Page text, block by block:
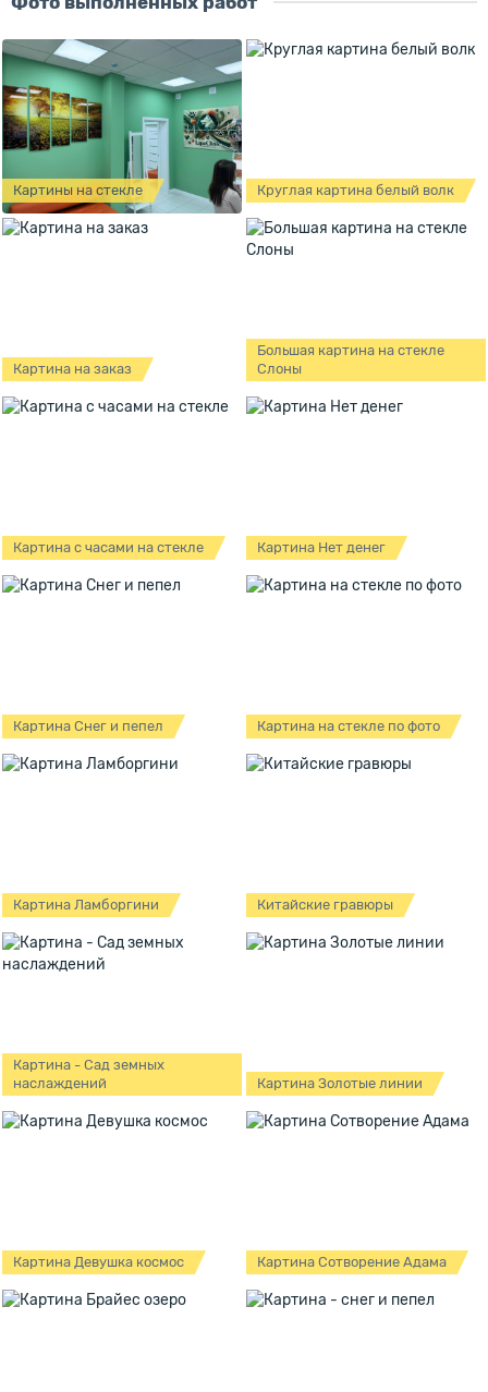
Картины на стекле Круглая картина белый волк
Картина на заказ
Большая картина на стекле
Слоны
Картина с часами на стекле Картина Нет денег
Картина Снег и пепел Картина на стекле по фото
Картина Ламборгини Китайские гравюры
Картина - Сад земных
наслаждений
Картина Золотые линии
Картина Девушка космос Картина Сотворение Адама